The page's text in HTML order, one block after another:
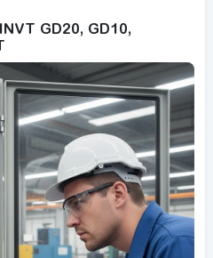
GD20, GD10,